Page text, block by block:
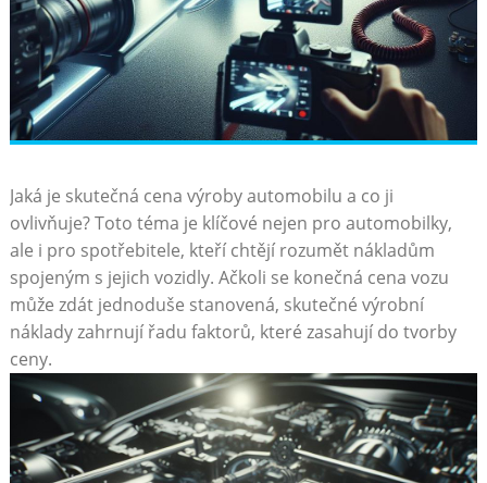
Jaká je ​skutečná cena výroby automobilu‌ a co ji
ovlivňuje? Toto téma⁤ je klíčové nejen pro automobilky,
ale i pro spotřebitele, kteří chtějí rozumět nákladům
spojeným s jejich vozidly. Ačkoli se konečná cena vozu
může zdát ​jednoduše stanovená, skutečné výrobní⁤
náklady zahrnují řadu faktorů, které zasahují do tvorby​
ceny.